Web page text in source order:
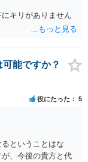
キリがありません
能ですか？
役にたった 5
ということはな
、今後の貴方と代